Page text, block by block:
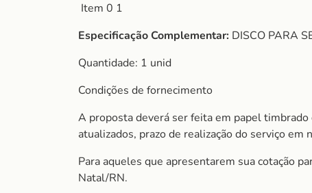
Item 0 1
Especificação Complementar: DISCO PARA
Quantidade: 1 unid
Condições de fornecimento
A proposta deverá ser feita em papel timbrado
atualizados, prazo de realização do serviço
Para aqueles que apresentarem sua cotação
Natal/RN.